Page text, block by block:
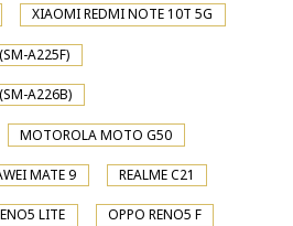
XIAOMI REDMI NOTE 10T 5G
A225F)
A226B)
MOTOROLA MOTO G50
MATE 9 REALME C21
LITE OPPO RENO5 F